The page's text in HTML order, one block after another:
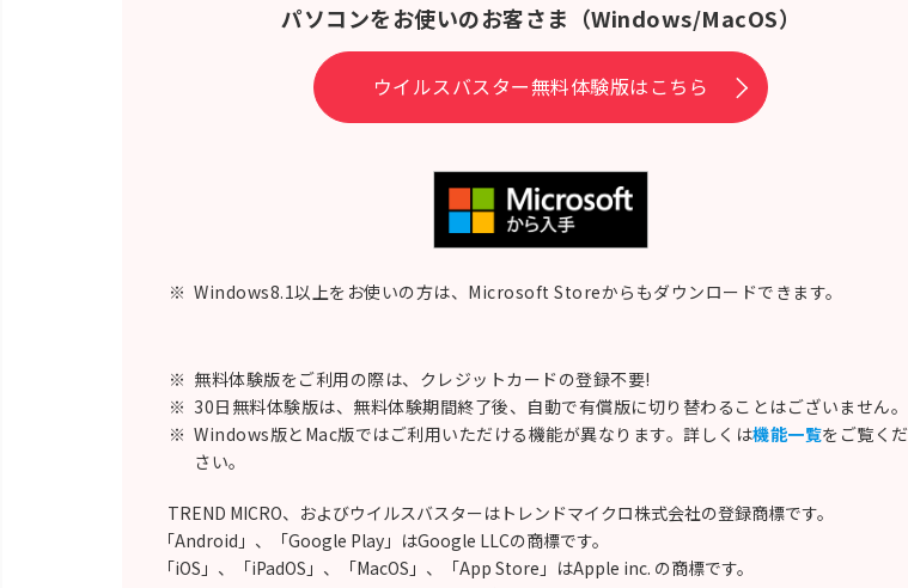
パソコンをお使いのお客さま （Windows/MacOS）
ウイルスバスター無料体験版はこちら
※ Windows8.1以上をお使いの方は、Microsoft Storeからもダウンロードできます。
※ 無料体験版をご利用の際は、クレジットカードの登録不要!
※ 30日無料体験版は、無料体験期間終了後、自動で有償版に切り替わることはございません。
※ Windows版とMac版ではご利用いただける機能が異なります。詳しくは機能一覧をご覧くだ
さい。
TREND MICRO、およびウイルスバスターはトレンドマイクロ株式会社の登録商標です。
「Android」、「Google Play」はGoogle LLCの商標です。
「iOS」、「iPadOS」、「MacOS」、「App Store」はApple inc. の商標です。